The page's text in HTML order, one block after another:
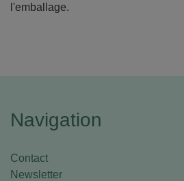
l'emballage.
Navigation
Contact
Newsletter